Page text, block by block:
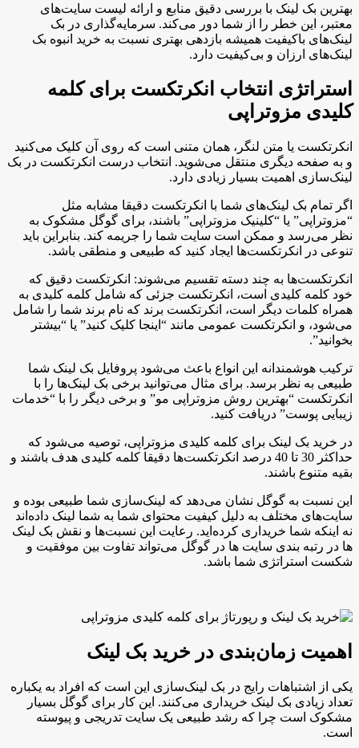
بهترین بک لینک با بررسی دقیق منابع و ارائه لیست سایت‌های
معتبر، این خطر را از شما دور می‌کند. سرمایه‌گذاری در بک
لینک‌های باکیفیت همیشه بازدهی بهتری نسبت به خرید انبوه بک
لینک‌های ارزان و بی‌کیفیت دارد.
استراتژی انتخاب انکرتکست برای کلمه
کلیدی مزوتراپی
انکرتکست یا متن لنگر، همان متنی است که روی آن کلیک می‌کنید
و به صفحه دیگری منتقل می‌شوید. انتخاب درست انکرتکست در بک
لینک‌سازی اهمیت بسیار زیادی دارد.
اگر تمام بک لینک‌های شما با انکرتکست دقیقا مشابه مثل
“مزوتراپی” یا “کلینیک مزوتراپی” باشند، برای گوگل مشکوک به
نظر می‌رسد و ممکن است سایت شما را جریمه کند. بنابراین باید
تنوعی در انکرتکست‌ها ایجاد کنید که طبیعی و منطقی باشد.
انکرتکست‌ها به چند دسته تقسیم می‌شوند: انکرتکست دقیق که
خود کلمه کلیدی است، انکرتکست جزئی که شامل کلمه کلیدی به
همراه کلمات دیگر است، انکرتکست برند که نام برند شما را شامل
می‌شود، و انکرتکست عمومی مانند “اینجا کلیک کنید” یا “بیشتر
بخوانید”.
ترکیب هوشمندانه این انواع باعث می‌شود پروفایل بک لینک شما
طبیعی به نظر برسد. برای مثال می‌توانید برخی بک لینک‌ها را با
انکرتکست “بهترین روش مزوتراپی مو” و برخی دیگر را با “خدمات
زیبایی پوست” دریافت کنید.
در خرید بک لینک برای کلمه کلیدی مزوتراپی، توصیه می‌شود که
حداکثر 30 تا 40 درصد انکرتکست‌ها دقیقا کلمه کلیدی هدف باشند و
بقیه متنوع باشند.
این نسبت به گوگل نشان می‌دهد که لینک‌سازی شما طبیعی بوده و
سایت‌های مختلف به دلیل کیفیت محتوای شما به شما لینک داده‌اند
نه اینکه شما خریداری کرده‌اید. رعایت این نسبت‌ها و نقش بک لینک
ها در رتبه بندی سایت ها در گوگل می‌تواند تفاوت بین موفقیت و
شکست استراتژی شما باشد.
اهمیت زمان‌بندی در خرید بک لینک
یکی از اشتباهات رایج در بک لینک‌سازی این است که افراد به یکباره
تعداد زیادی بک لینک خریداری می‌کنند. این کار برای گوگل بسیار
مشکوک است چرا که رشد طبیعی یک سایت تدریجی و پیوسته
است.